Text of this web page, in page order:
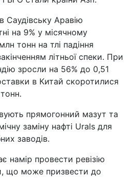
Саудівську Аравію
на 9% у місячному
тонн на тлі падіння
літньої спеки. При
зросли на 56% до 0,51
в Китай скоротилися
прямогонний мазут та
заміну нафті Urals для
заводів.
намір провести ревізію
що може призвести до